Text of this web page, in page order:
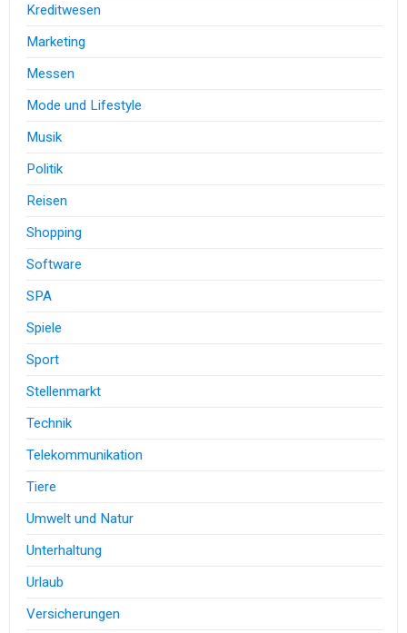
Kreditwesen
Marketing
Messen
Mode und Lifestyle
Musik
Politik
Reisen
Shopping
Software
SPA
Spiele
Sport
Stellenmarkt
Technik
Telekommunikation
Tiere
Umwelt und Natur
Unterhaltung
Urlaub
Versicherungen